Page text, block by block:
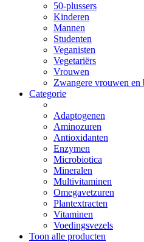
50-plussers
Kinderen
Mannen
Studenten
Veganisten
Vegetariërs
Vrouwen
Zwangere vrouwen en
Categorie
Adaptogenen
Aminozuren
Antioxidanten
Enzymen
Microbiotica
Mineralen
Multivitaminen
Omegavetzuren
Plantextracten
Vitaminen
Voedingsvezels
Toon alle producten